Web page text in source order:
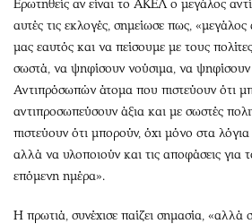
Ερωτηθείς αν είναι το ΑΚΕΛ ο μεγάλος
αυτές τις εκλογές, σημείωσε πως, «μεγάλος
μας εαυτός και να πείσουμε με τους
σωστά, να ψηφίσουν νούσιμα, να
Αντιπρόσωπών άτομα που πιστεύουν ότι
αντιπροσωπεύσουν άξια και με σωστές
πιστεύουν ότι μπορούν, όχι μόνο στα λόγια
αλλά να υλοποιούν και τις αποφάσεις για
επόμενη ημέρα».
Η πρωτιά, συνέχισε παίζει σημασία, «αλλά